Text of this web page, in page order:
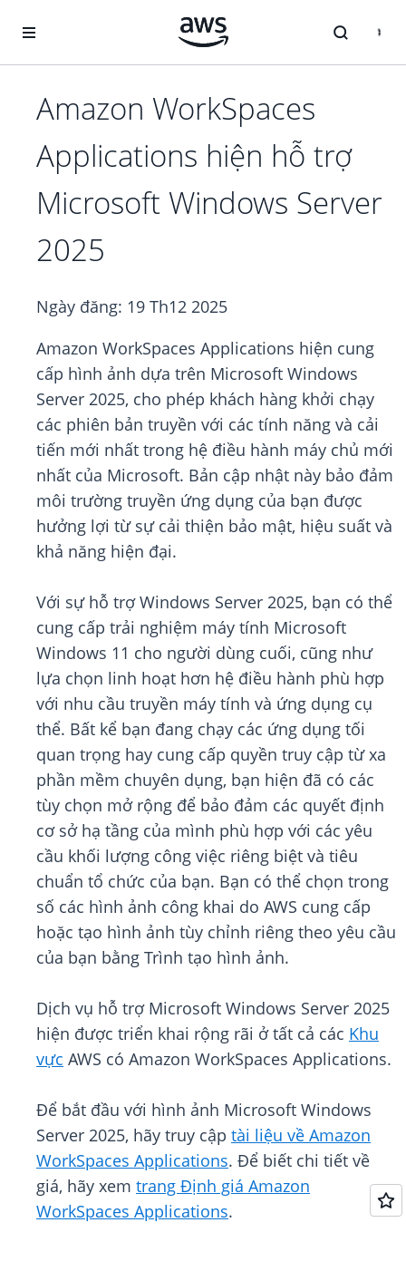
Amazon WorkSpaces
Applications hiện hỗ trợ
Microsoft Windows Server
2025
Ngày đăng: 19 Th12 2025
Amazon WorkSpaces Applications hiện cung
cấp hình ảnh dựa trên Microsoft Windows
Server 2025, cho phép khách hàng khởi chạy
các phiên bản truyền với các tính năng và cải
tiến mới nhất trong hệ điều hành máy chủ mới
nhất của Microsoft. Bản cập nhật này bảo đảm
môi trường truyền ứng dụng của bạn được
hưởng lợi từ sự cải thiện bảo mật, hiệu suất và
khả năng hiện đại.
Với sự hỗ trợ Windows Server 2025, bạn có thể
cung cấp trải nghiệm máy tính Microsoft
Windows 11 cho người dùng cuối, cũng như
lựa chọn linh hoạt hơn hệ điều hành phù hợp
với nhu cầu truyền máy tính và ứng dụng cụ
thể. Bất kể bạn đang chạy các ứng dụng tối
quan trọng hay cung cấp quyền truy cập từ xa
phần mềm chuyên dụng, bạn hiện đã có các
tùy chọn mở rộng để bảo đảm các quyết định
cơ sở hạ tầng của mình phù hợp với các yêu
cầu khối lượng công việc riêng biệt và tiêu
chuẩn tổ chức của bạn. Bạn có thể chọn trong
số các hình ảnh công khai do AWS cung cấp
hoặc tạo hình ảnh tùy chỉnh riêng theo yêu cầu
của bạn bằng Trình tạo hình ảnh.
Dịch vụ hỗ trợ Microsoft Windows Server 2025
hiện được triển khai rộng rãi ở tất cả các Khu
vực AWS có Amazon WorkSpaces Applications.
Để bắt đầu với hình ảnh Microsoft Windows
Server 2025, hãy truy cập tài liệu về Amazon
WorkSpaces Applications. Để biết chi tiết về
giá, hãy xem trang Định giá Amazon
WorkSpaces Applications.